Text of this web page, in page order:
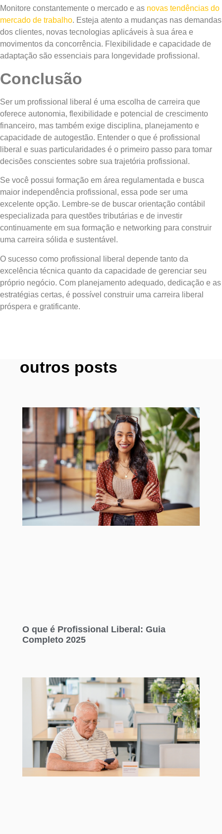
Monitore constantemente o mercado e as novas tendências do
mercado de trabalho. Esteja atento a mudanças nas demandas
dos clientes, novas tecnologias aplicáveis à sua área e
movimentos da concorrência. Flexibilidade e capacidade de
adaptação são essenciais para longevidade profissional.
Conclusão
Ser um profissional liberal é uma escolha de carreira que
oferece autonomia, flexibilidade e potencial de crescimento
financeiro, mas também exige disciplina, planejamento e
capacidade de autogestão. Entender o que é profissional
liberal e suas particularidades é o primeiro passo para tomar
decisões conscientes sobre sua trajetória profissional.
Se você possui formação em área regulamentada e busca
maior independência profissional, essa pode ser uma
excelente opção. Lembre-se de buscar orientação contábil
especializada para questões tributárias e de investir
continuamente em sua formação e networking para construir
uma carreira sólida e sustentável.
O sucesso como profissional liberal depende tanto da
excelência técnica quanto da capacidade de gerenciar seu
próprio negócio. Com planejamento adequado, dedicação e as
estratégias certas, é possível construir uma carreira liberal
próspera e gratificante.
outros posts
O que é Profissional Liberal: Guia
Completo 2025